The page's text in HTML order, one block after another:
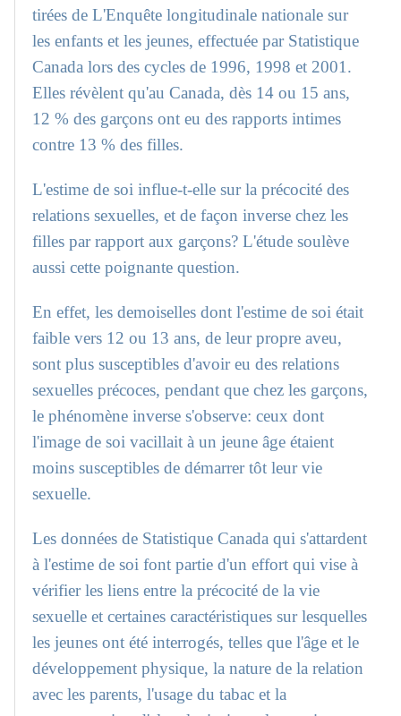
tirées de L'Enquête longitudinale nationale sur
les enfants et les jeunes, effectuée par Statistique
Canada lors des cycles de 1996, 1998 et 2001.
Elles révèlent qu'au Canada, dès 14 ou 15 ans,
12 % des garçons ont eu des rapports intimes
contre 13 % des filles.
L'estime de soi influe-t-elle sur la précocité des
relations sexuelles, et de façon inverse chez les
filles par rapport aux garçons? L'étude soulève
aussi cette poignante question.
En effet, les demoiselles dont l'estime de soi était
faible vers 12 ou 13 ans, de leur propre aveu,
sont plus susceptibles d'avoir eu des relations
sexuelles précoces, pendant que chez les garçons,
le phénomène inverse s'observe: ceux dont
l'image de soi vacillait à un jeune âge étaient
moins susceptibles de démarrer tôt leur vie
sexuelle.
Les données de Statistique Canada qui s'attardent
à l'estime de soi font partie d'un effort qui vise à
vérifier les liens entre la précocité de la vie
sexuelle et certaines caractéristiques sur lesquelles
les jeunes ont été interrogés, telles que l'âge et le
développement physique, la nature de la relation
avec les parents, l'usage du tabac et la